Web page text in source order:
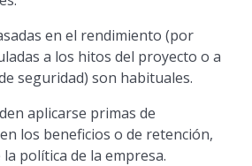
en el rendimiento (por
a los hitos del proyecto o a
seguridad) son habituales.
aplicarse primas de
los beneficios o de retención,
política de la empresa.